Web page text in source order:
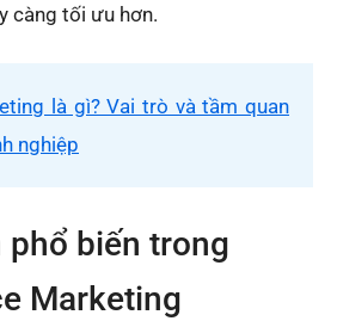
càng tối ưu hơn.
là gì? Vai trò và tầm quan
nghiệp
phổ biến trong
Marketing